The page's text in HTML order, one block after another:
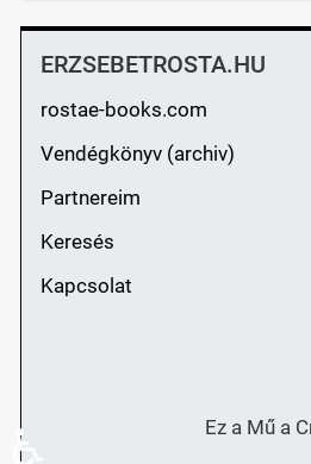
ERZSEBETROSTA.HU
rostae-books.com
Vendégkönyv (archiv)
Partnereim
Keresés
Kapcsolat
Ez a Mű a